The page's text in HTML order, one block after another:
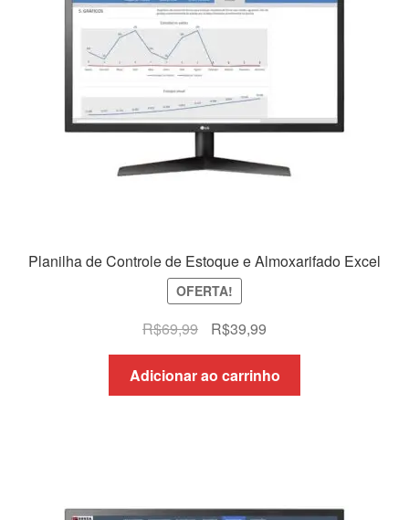
Planilha de Controle de Estoque e Almoxarifado Excel
OFERTA!
R$69,99
O
preço
original
era:
R$39,99O
preço
atual
é:
Adicionar ao carrinho